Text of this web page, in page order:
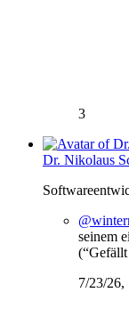
3
Dr. Nikolaus
seinem
7/23/26,